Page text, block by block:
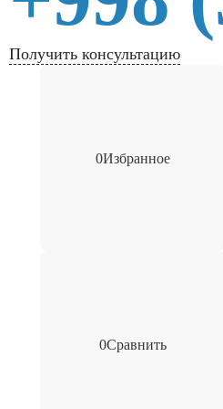
Получить консультацию
0Избранное
0Сравнить